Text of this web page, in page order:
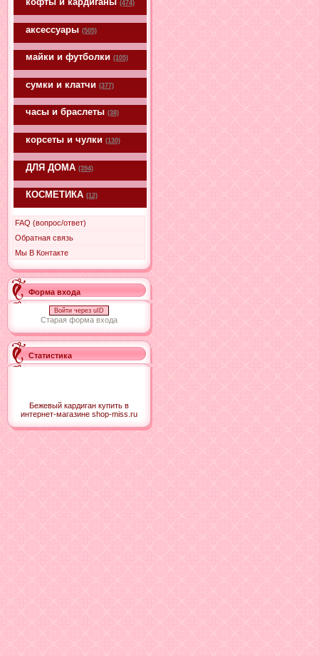
(474)
аксессуары (505)
майки и футболки (105)
сумки и клатчи (377)
часы и браслеты (38)
корсеты и чулки (130)
ДЛЯ ДОМА (394)
КОСМЕТИКА (12)
FAQ (вопрос/ответ)
Обратная связь
Мы В Контакте
Форма входа
Войти через uID
Старая форма входа
Статистика
Бежевый кардиган купить в
интернет-магазине shop-miss.ru